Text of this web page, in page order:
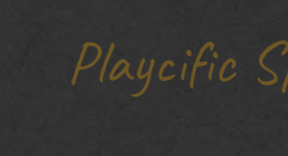
Playcific